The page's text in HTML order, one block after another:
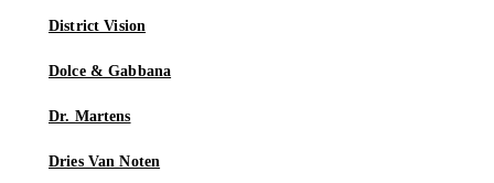
District Vision
Dolce & Gabbana
Dr. Martens
Dries Van Noten